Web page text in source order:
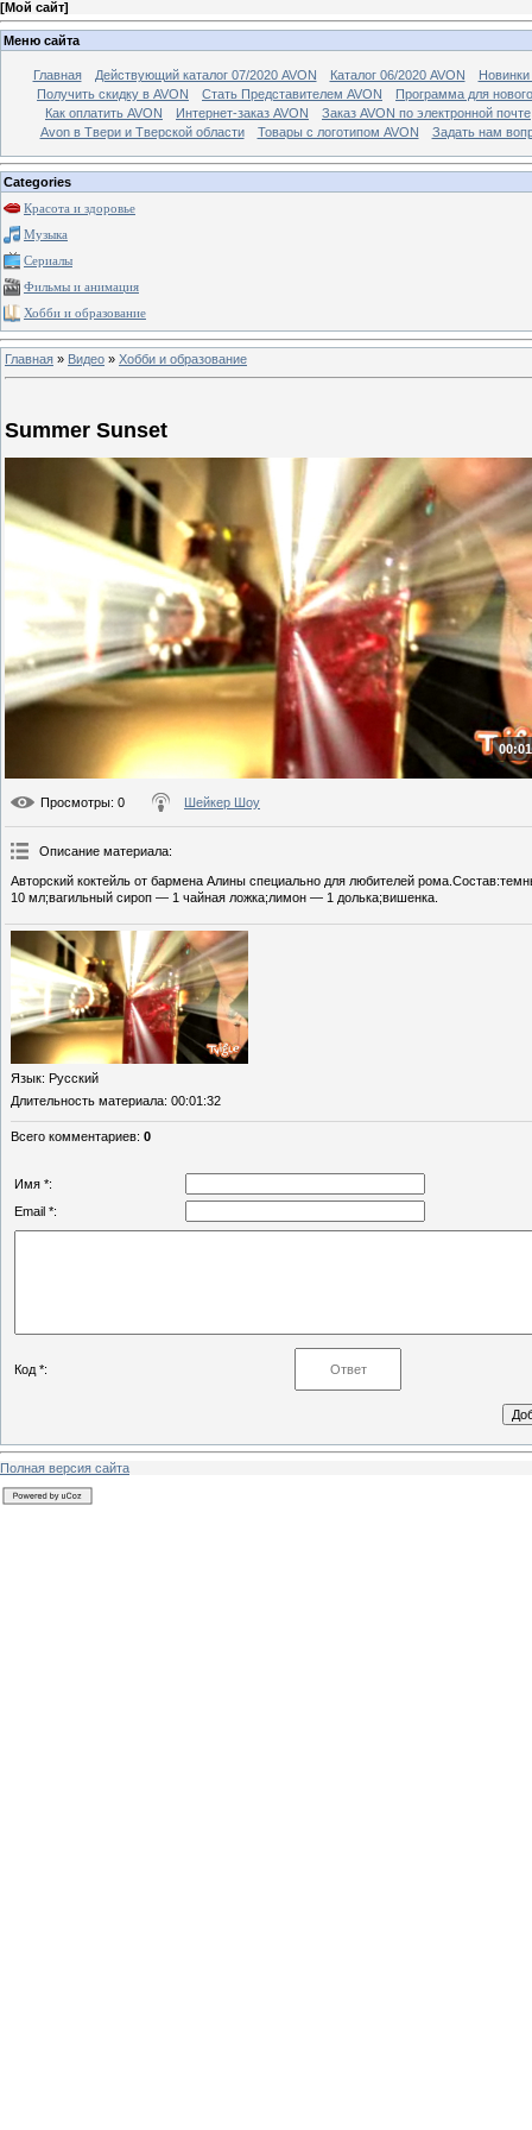
[Мой сайт]
Меню сайта
Главная Действующий каталог 07/2020 AVON Каталог 06/2020 AVON
Новинки
Получить скидку в AVON
Стать Представителем AVON
Программа для
Как оплатить AVON
Интернет-заказ AVON
Заказ AVON по электронной почте
Avon в Твери и Тверской области
Товары с логотипом AVON Задать нам
Categories
Красота и здоровье
Музыка
Сериалы
Фильмы и анимация
Хобби и образование
Главная » Видео » Хобби и образование
Summer Sunset
Просмотры: 0 Шейкер Шоу
Описание материала:
Авторский коктейль от бармена Алины специально для любителей
10 мл;вагильный сироп — 1 чайная ложка;лимон — 1 долька;вишенка.
Язык: Русский
Длительность материала: 00:01:32
Всего комментариев: 0
Имя *:
Email *:
Код *:
Полная версия сайта